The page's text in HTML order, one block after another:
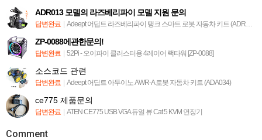
ADR013 모델의 라즈베리파이 모델 지원 문의
답변완료 | Adeept 어딥트 라즈베리파이 탱크 스마트 로봇 자동차 키트 (ADR013)
ZP-0088에관한문의!
답변완료 | 52Pi - 오이파이 클러스터용 4레이어 랙타워 [ZP-0088]
소스코드 관련
답변완료 | Adeept 어딥트 아두이노 AWR-A 로봇 자동차 키트 (ADA034)
ce775 제품문의
답변완료 | ATEN CE775 USB VGA 듀얼 뷰 Cat 5 KVM 연장기
Comment